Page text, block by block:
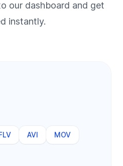
our dashboard and get
instantly.
AVI MOV